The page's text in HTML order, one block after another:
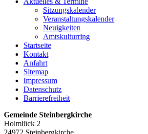
Sitzungskalender
Veranstaltungskalender
Neuigkeiten
Amtskulturring
Startseite
Kontakt
Anfahrt
Sitemap
Impressum
Datenschutz
Barrierefreiheit
Gemeinde Steinbergkirche
Holmlück 2
24972 Steinbergkirche